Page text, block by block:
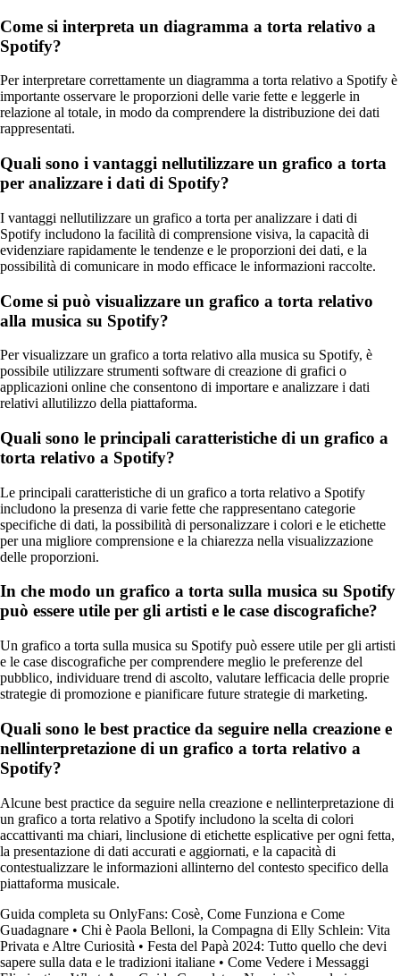
Come si interpreta un diagramma a torta relativo a
Spotify?
Per interpretare correttamente un diagramma a torta relativo a Spotify è
importante osservare le proporzioni delle varie fette e leggerle in
relazione al totale, in modo da comprendere la distribuzione dei dati
rappresentati.
Quali sono i vantaggi nellutilizzare un grafico a torta
per analizzare i dati di Spotify?
I vantaggi nellutilizzare un grafico a torta per analizzare i dati di
Spotify includono la facilità di comprensione visiva, la capacità di
evidenziare rapidamente le tendenze e le proporzioni dei dati, e la
possibilità di comunicare in modo efficace le informazioni raccolte.
Come si può visualizzare un grafico a torta relativo
alla musica su Spotify?
Per visualizzare un grafico a torta relativo alla musica su Spotify, è
possibile utilizzare strumenti software di creazione di grafici o
applicazioni online che consentono di importare e analizzare i dati
relativi allutilizzo della piattaforma.
Quali sono le principali caratteristiche di un grafico a
torta relativo a Spotify?
Le principali caratteristiche di un grafico a torta relativo a Spotify
includono la presenza di varie fette che rappresentano categorie
specifiche di dati, la possibilità di personalizzare i colori e le etichette
per una migliore comprensione e la chiarezza nella visualizzazione
delle proporzioni.
In che modo un grafico a torta sulla musica su Spotify
può essere utile per gli artisti e le case discografiche?
Un grafico a torta sulla musica su Spotify può essere utile per gli artisti
e le case discografiche per comprendere meglio le preferenze del
pubblico, individuare trend di ascolto, valutare lefficacia delle proprie
strategie di promozione e pianificare future strategie di marketing.
Quali sono le best practice da seguire nella creazione e
nellinterpretazione di un grafico a torta relativo a
Spotify?
Alcune best practice da seguire nella creazione e nellinterpretazione di
un grafico a torta relativo a Spotify includono la scelta di colori
accattivanti ma chiari, linclusione di etichette esplicative per ogni fetta,
la presentazione di dati accurati e aggiornati, e la capacità di
contestualizzare le informazioni allinterno del contesto specifico della
piattaforma musicale.
Guida completa su OnlyFans: Cosè, Come Funziona e Come
Guadagnare • Chi è Paola Belloni, la Compagna di Elly Schlein: Vita
Privata e Altre Curiosità • Festa del Papà 2024: Tutto quello che devi
sapere sulla data e le tradizioni italiane • Come Vedere i Messaggi